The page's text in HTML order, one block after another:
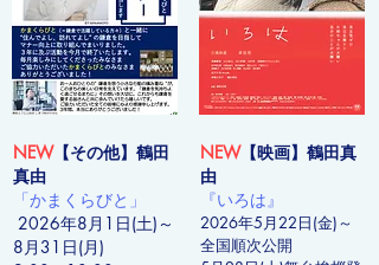
NEW【その他】鶴田
真由
「かまくらびと」
2026年8月1日(土)～
8月31日(月)
NEW【映画】鶴田真
由
『いろは』
2026年5月22日(金)～
全国順次公開